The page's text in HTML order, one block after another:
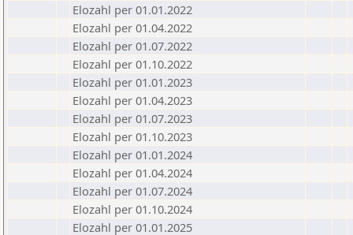
Elozahl per 01.01.2022
Elozahl per 01.04.2022
Elozahl per 01.07.2022
Elozahl per 01.10.2022
Elozahl per 01.01.2023
Elozahl per 01.04.2023
Elozahl per 01.07.2023
Elozahl per 01.10.2023
Elozahl per 01.01.2024
Elozahl per 01.04.2024
Elozahl per 01.07.2024
Elozahl per 01.10.2024
Elozahl per 01.01.2025